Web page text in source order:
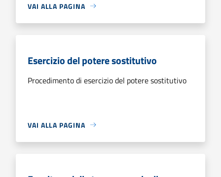
VAI ALLA PAGINA
Esercizio del potere sostitutivo
Procedimento di esercizio del potere sostitutivo
VAI ALLA PAGINA